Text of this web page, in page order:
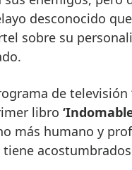
desconocido
sobre su
de televisión
libro
más humano y